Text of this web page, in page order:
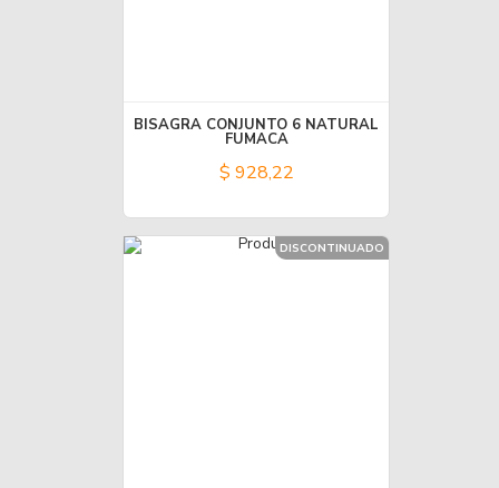
BISAGRA CONJUNTO 6 NATURAL
FUMACA
$ 928,22
DISCONTINUADO